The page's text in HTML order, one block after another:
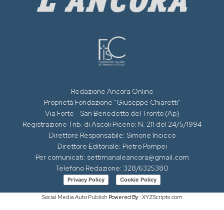
Redazione Ancora Online
Proprietà Fondazione "Giuseppe Chiaretti"
Via Forte - San Benedetto del Tronto (Ap)
Registrazione Trib. di Ascoli Piceno: N. 211 del 24/5/1994
Direttore Responsabile: Simone Incicco
Direttore Editoriale: Pietro Pompei
Per comunicati: settimanaleancora@gmail.com
Telefono Redazione: 328/6325380
Privacy Policy Cookie Policy
Social Media Auto Publish Powered By : XYZScripts.com